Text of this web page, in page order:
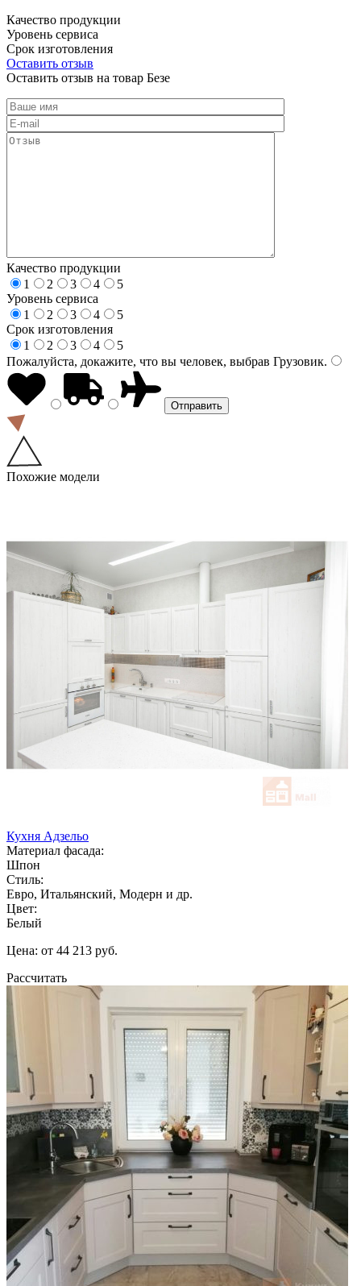
Качество продукции
Уровень сервиса
Срок изготовления
Оставить отзыв
Оставить отзыв на товар Безе
Качество продукции
1
2 3 4
5
Уровень сервиса
1
2 3 4
5
Срок изготовления
1
2 3 4
5
Пожалуйста, докажите, что вы человек, выбрав Грузовик.
Похожие модели
Кухня Адзельо
Материал фасада:
Шпон
Стиль:
Евро, Итальянский, Модерн и др.
Цвет:
Белый
Цена: от 44 213 руб.
Рассчитать